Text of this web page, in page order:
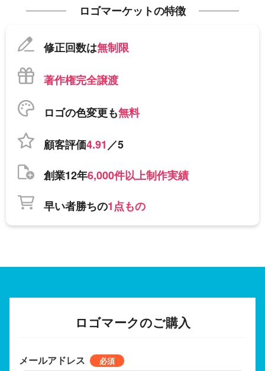
ロゴマーケットの特徴
修正回数は無制限
著作権完全譲渡
ロゴの色変更も無料
顧客評価4.91／5
創業12年6,000件以上制作実績
早い者勝ちの1点もの
ロゴマークのご購入
メールアドレス